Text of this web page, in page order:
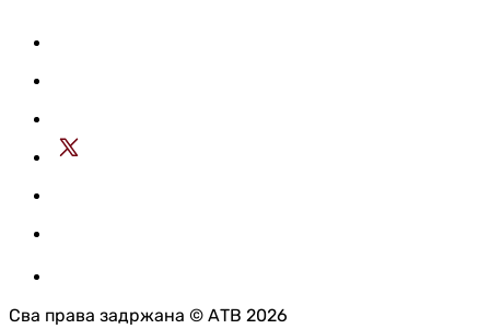
Сва права задржана © АТВ 2026